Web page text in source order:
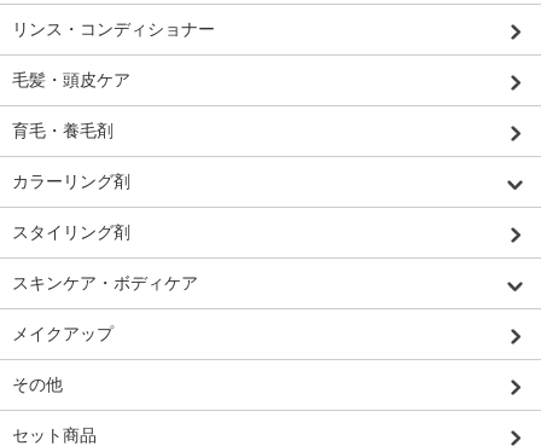
リンス・コンディショナー
毛髪・頭皮ケア
育毛・養毛剤
カラーリング剤
スタイリング剤
スキンケア・ボディケア
メイクアップ
その他
セット商品